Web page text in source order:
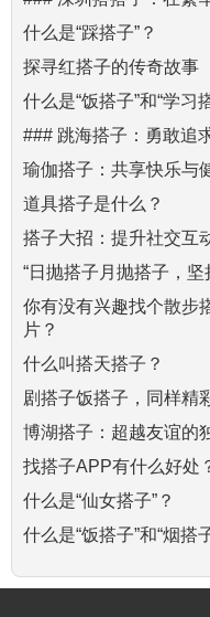
什么是“踩搭子”？
探寻红搭子的传奇故事
什么是“饭搭子”和“学习
### 跳海搭子：勇敢追
瑜伽搭子：共享快乐与
道具搭子是什么？
搭子大招：提升社交互
“日抛搭子月抛搭子，坚
你有没有兴趣找个散步
片？
什么叫搭天搭子？
剧搭子饭搭子，同样精
博湖搭子：超越友谊的
找搭子APP有什么好处
什么是“仙女搭子”？
什么是“饭搭子”和“烟搭